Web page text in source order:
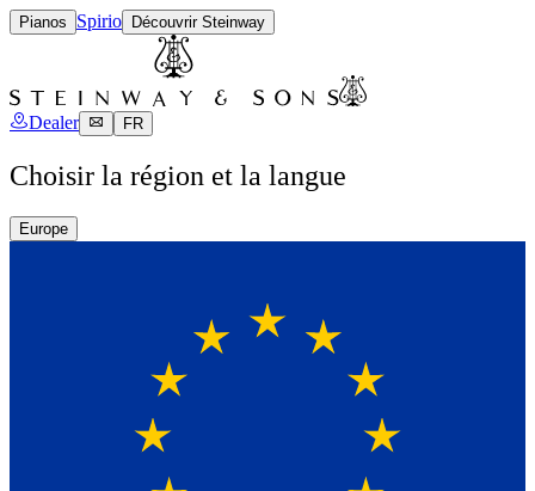
Pianos Spirio Découvrir Steinway
Dealer FR
Choisir la région et la langue
Europe